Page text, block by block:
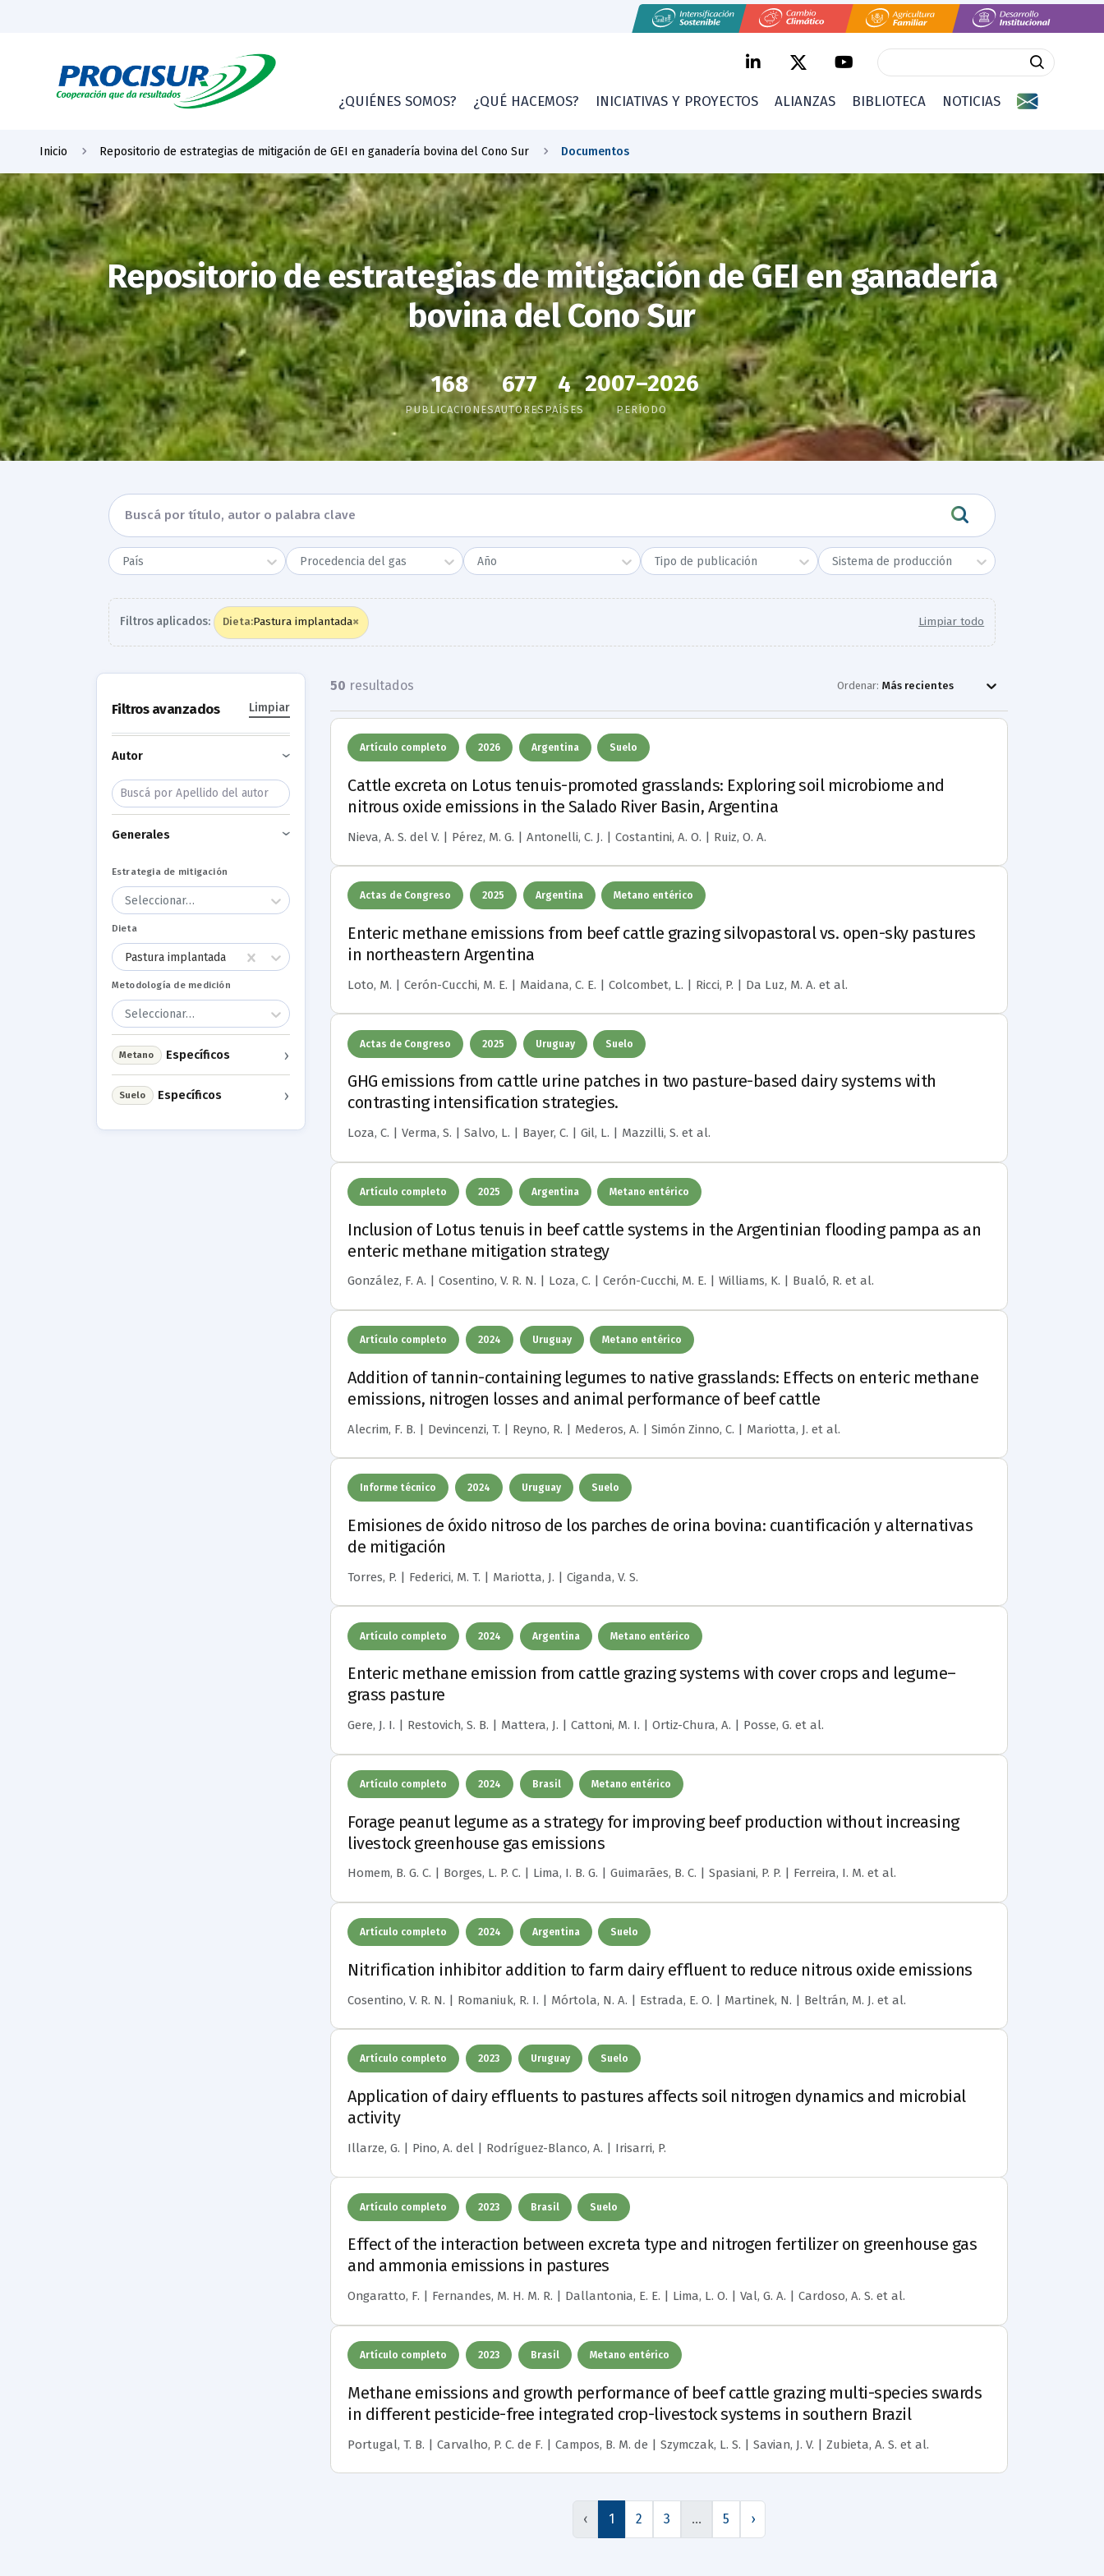
¿QUIÉNES SOMOS? ¿QUÉ HACEMOS? INICIATIVAS Y PROYECTOS ALIANZAS BIBLIOTECA NOTICIAS
Inicio Repositorio de estrategias de mitigación de GEI en ganadería bovina del Cono Sur Documentos
Repositorio de estrategias de mitigación de GEI en ganadería
bovina del Cono Sur
168
PUBLICACIONES
677
AUTORES
4
PAÍSES
2007–2026
PERÍODO
País Procedencia del gas Año Tipo de publicación Sistema de producción
Filtros aplicados: Dieta:Pastura implantada× Limpiar todo
Filtros avanzados Limpiar
Autor ›
Generales ›
Estrategia de mitigación
Seleccionar…
Dieta
Pastura implantada
Metodología de medición
Seleccionar…
Metano Específicos ›
Suelo Específicos ›
50 resultados Ordenar: Más recientes
Artículo completo 2026 Argentina Suelo
Cattle excreta on Lotus tenuis-promoted grasslands: Exploring soil microbiome and
nitrous oxide emissions in the Salado River Basin, Argentina
Nieva, A. S. del V. | Pérez, M. G. | Antonelli, C. J. | Costantini, A. O. | Ruiz, O. A.
Actas de Congreso 2025 Argentina Metano entérico
Enteric methane emissions from beef cattle grazing silvopastoral vs. open-sky pastures
in northeastern Argentina
Loto, M. | Cerón-Cucchi, M. E. | Maidana, C. E. | Colcombet, L. | Ricci, P. | Da Luz, M. A. et al.
Actas de Congreso 2025 Uruguay Suelo
GHG emissions from cattle urine patches in two pasture-based dairy systems with
contrasting intensification strategies.
Loza, C. | Verma, S. | Salvo, L. | Bayer, C. | Gil, L. | Mazzilli, S. et al.
Artículo completo 2025 Argentina Metano entérico
Inclusion of Lotus tenuis in beef cattle systems in the Argentinian flooding pampa as an
enteric methane mitigation strategy
González, F. A. | Cosentino, V. R. N. | Loza, C. | Cerón-Cucchi, M. E. | Williams, K. | Bualó, R. et al.
Artículo completo 2024 Uruguay Metano entérico
Addition of tannin-containing legumes to native grasslands: Effects on enteric methane
emissions, nitrogen losses and animal performance of beef cattle
Alecrim, F. B. | Devincenzi, T. | Reyno, R. | Mederos, A. | Simón Zinno, C. | Mariotta, J. et al.
Informe técnico 2024 Uruguay Suelo
Emisiones de óxido nitroso de los parches de orina bovina: cuantificación y alternativas
de mitigación
Torres, P. | Federici, M. T. | Mariotta, J. | Ciganda, V. S.
Artículo completo 2024 Argentina Metano entérico
Enteric methane emission from cattle grazing systems with cover crops and legume–
grass pasture
Gere, J. I. | Restovich, S. B. | Mattera, J. | Cattoni, M. I. | Ortiz-Chura, A. | Posse, G. et al.
Artículo completo 2024 Brasil Metano entérico
Forage peanut legume as a strategy for improving beef production without increasing
livestock greenhouse gas emissions
Homem, B. G. C. | Borges, L. P. C. | Lima, I. B. G. | Guimarães, B. C. | Spasiani, P. P. | Ferreira, I. M. et al.
Artículo completo 2024 Argentina Suelo
Nitrification inhibitor addition to farm dairy effluent to reduce nitrous oxide emissions
Cosentino, V. R. N. | Romaniuk, R. I. | Mórtola, N. A. | Estrada, E. O. | Martinek, N. | Beltrán, M. J. et al.
Artículo completo 2023 Uruguay Suelo
Application of dairy effluents to pastures affects soil nitrogen dynamics and microbial
activity
Illarze, G. | Pino, A. del | Rodríguez-Blanco, A. | Irisarri, P.
Artículo completo 2023 Brasil Suelo
Effect of the interaction between excreta type and nitrogen fertilizer on greenhouse gas
and ammonia emissions in pastures
Ongaratto, F. | Fernandes, M. H. M. R. | Dallantonia, E. E. | Lima, L. O. | Val, G. A. | Cardoso, A. S. et al.
Artículo completo 2023 Brasil Metano entérico
Methane emissions and growth performance of beef cattle grazing multi-species swards
in different pesticide-free integrated crop-livestock systems in southern Brazil
Portugal, T. B. | Carvalho, P. C. de F. | Campos, B. M. de | Szymczak, L. S. | Savian, J. V. | Zubieta, A. S. et al.
‹ 1 2 3 … 5 ›